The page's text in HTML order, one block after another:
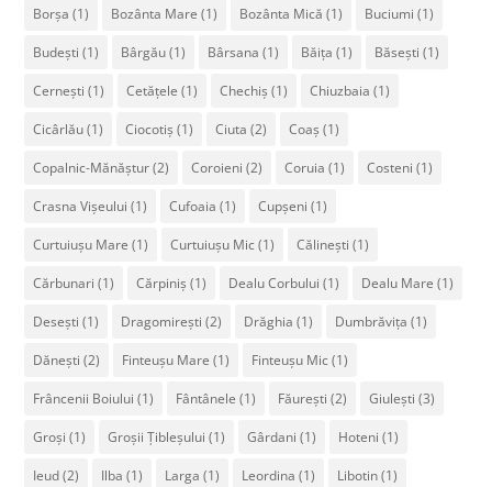
Borșa (1) Bozânta Mare (1) Bozânta Mică (1) Buciumi (1)
Budești (1) Bârgău(1) Bârsana (1) Băița (1) Băsești (1)
Cernești (1) Cetățele (1) Chechiș (1) Chiuzbaia (1)
Cicârlău(1) Ciocotiș (1) Ciuta (2) Coaș (1)
Copalnic-Mănăștur(2) Coroieni (2) Coruia (1) Costeni (1)
Crasna Vișeului (1) Cufoaia (1) Cupșeni (1)
Curtuiușu Mare (1) Curtuiușu Mic(1) Călinești (1)
Cărbunari (1) Cărpiniș (1) Dealu Corbului (1) Dealu Mare (1)
Desești (1) Dragomirești (2) Drăghia (1) Dumbrăvița (1)
Dănești (2) Finteușu Mare (1) Finteușu Mic(1)
Frâncenii Boiului (1) Fântânele (1) Făurești (2) Giulești (3)
Groși (1) Groșii Țibleșului (1) Gârdani (1) Hoteni (1)
Ieud(2) Ilba (1) Larga (1) Leordina (1) Libotin(1)